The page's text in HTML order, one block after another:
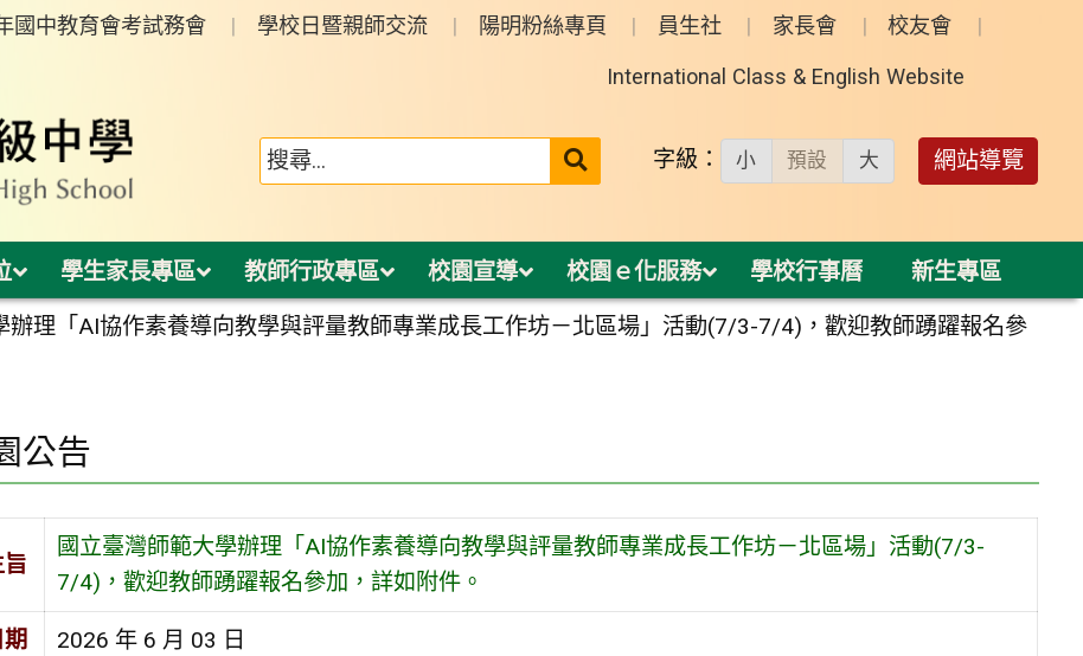
國中教育會考試務會 學校日暨親師交流 陽明粉絲專頁 員生社 家長會 校友會
International Class & English Website
送出 字級： 小 預設 大 網站導覽
學生家長專區 教師行政專區 校園宣導 校園ｅ化服務 學校行事曆 新生專區
辦理「AI協作素養導向教學與評量教師專業成長工作坊－北區場」活動(7/3-7/4)，歡迎教師踴躍報名參
公告
國立臺灣師範大學辦理「AI協作素養導向教學與評量教師專業成長工作坊－北區場」活動(7/3-
7/4)，歡迎教師踴躍報名參加，詳如附件。
2026 年 6 月 03 日